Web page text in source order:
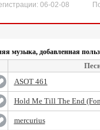
06-02-08
музыка, добавленная
ASOT 461
Hold Me Till The End
mercurius